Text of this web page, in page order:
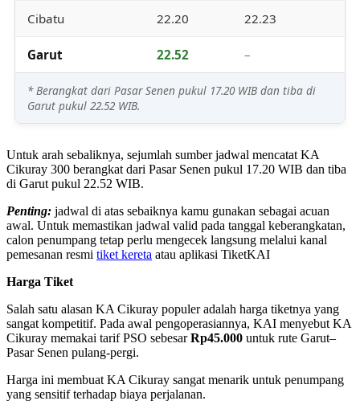
Cibatu 22.20 22.23
Garut 22.52 –
* Berangkat dari Pasar Senen pukul 17.20 WIB dan tiba di
Garut pukul 22.52 WIB.
Untuk arah sebaliknya, sejumlah sumber jadwal mencatat KA
Cikuray 300 berangkat dari Pasar Senen pukul 17.20 WIB dan tiba
di Garut pukul 22.52 WIB.
Penting: jadwal di atas sebaiknya kamu gunakan sebagai acuan
awal. Untuk memastikan jadwal valid pada tanggal keberangkatan,
calon penumpang tetap perlu mengecek langsung melalui kanal
pemesanan resmi tiket kereta atau aplikasi TiketKAI
Harga Tiket
Salah satu alasan KA Cikuray populer adalah harga tiketnya yang
sangat kompetitif. Pada awal pengoperasiannya, KAI menyebut KA
Cikuray memakai tarif PSO sebesarRp45.000 untuk rute Garut–
Pasar Senen pulang-pergi.
Harga ini membuat KA Cikuray sangat menarik untuk penumpang
yang sensitif terhadap biaya perjalanan.